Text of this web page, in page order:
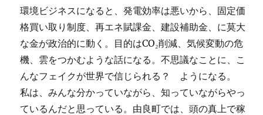
環境ビジネスになると、発電効率は悪いから、固定価
格買い取り制度、再エネ賦課金、建設補助金、に莫大
な金が政治的に動く。目的はCO₂削減、気候変動の危
機、雲をつかむような話になる。不思議なことに、こ
んなフェイクが世界で信じられる？ ようになる。
私は、みんな分かっていながら、知っていながらやっ
ているんだと思っている。由良町では、頭の真上で稼